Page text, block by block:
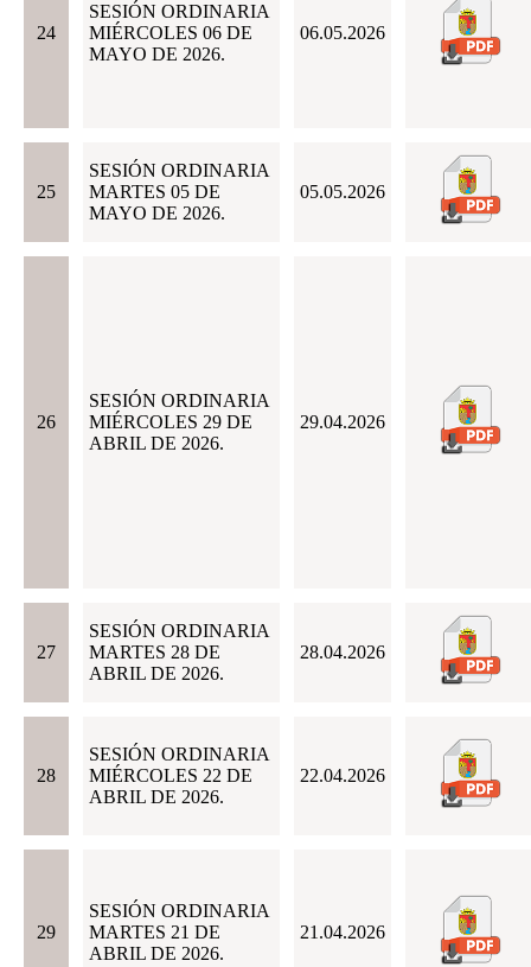
24
SESIÓN ORDINARIA
MIÉRCOLES 06 DE
MAYO DE 2026.
06.05.2026
25
SESIÓN ORDINARIA
MARTES 05 DE
MAYO DE 2026.
05.05.2026
26
SESIÓN ORDINARIA
MIÉRCOLES 29 DE
ABRIL DE 2026.
29.04.2026
27
SESIÓN ORDINARIA
MARTES 28 DE
ABRIL DE 2026.
28.04.2026
28
SESIÓN ORDINARIA
MIÉRCOLES 22 DE
ABRIL DE 2026.
22.04.2026
29
SESIÓN ORDINARIA
MARTES 21 DE
ABRIL DE 2026.
21.04.2026